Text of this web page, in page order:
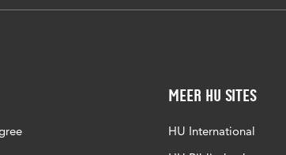
Meer HU sites
HU International